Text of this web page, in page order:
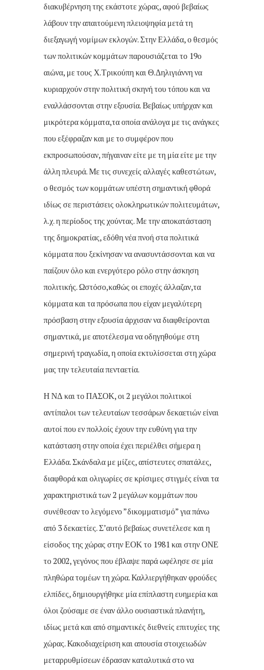
διακυβέρνηση της εκάστοτε χώρας, αφού βεβαίως
λάβουν την απαιτούμενη πλειοψηφία μετά τη
διεξαγωγή νομίμων εκλογών. Στην Ελλάδα, ο θεσμός
των πολιτικών κομμάτων παρουσιάζεται το 19ο
αιώνα, με τους Χ.Τρικούπη και Θ.Δηλιγιάννη να
κυριαρχούν στην πολιτική σκηνή του τόπου και να
εναλλάσσονται στην εξουσία. Βεβαίως υπήρχαν και
μικρότερα κόμματα,τα οποία ανάλογα με τις ανάγκες
που εξέφραζαν και με το συμφέρον που
εκπροσωπούσαν, πήγαιναν είτε με τη μία είτε με την
άλλη πλευρά. Με τις συνεχείς αλλαγές καθεστώτων,
ο θεσμός των κομμάτων υπέστη σημαντική φθορά
ιδίως σε περιστάσεις ολοκληρωτικών πολιτευμάτων,
λ.χ. η περίοδος της χούντας. Με την αποκατάσταση
της δημοκρατίας, εδόθη νέα πνοή στα πολιτικά
κόμματα που ξεκίνησαν να ανασυντάσσονται και να
παίζουν όλο και ενεργότερο ρόλο στην άσκηση
πολιτικής. Ωστόσο,καθώς οι εποχές άλλαζαν,τα
κόμματα και τα πρόσωπα που είχαν μεγαλύτερη
πρόσβαση στην εξουσία άρχισαν να διαφθείρονται
σημαντικά, με αποτέλεσμα να οδηγηθούμε στη
σημερινή τραγωδία, η οποία εκτυλίσσεται στη χώρα
μας την τελευταία πενταετία.
Η ΝΔ και το ΠΑΣΟΚ, οι 2 μεγάλοι πολιτικοί
αντίπαλοι των τελευταίων τεσσάρων δεκαετιών είναι
αυτοί που εν πολλοίς έχουν την ευθύνη για την
κατάσταση στην οποία έχει περιέλθει σήμερα η
Ελλάδα. Σκάνδαλα με μίζες, απίστευτες σπατάλες,
διαφθορά και ολιγωρίες σε κρίσιμες στιγμές είναι τα
χαρακτηριστικά των 2 μεγάλων κομμάτων που
συνέθεσαν το λεγόμενο ”δικομματισμό” για πάνω
από 3 δεκαετίες. Σ’αυτό βεβαίως συνετέλεσε και η
είσοδος της χώρας στην ΕΟΚ το 1981 και στην ΟΝΕ
το 2002, γεγόνος που έβλαψε παρά ωφέλησε σε μία
πληθώρα τομέων τη χώρα. Καλλιεργήθηκαν φρούδες
ελπίδες, δημιουργήθηκε μία επίπλαστη ευημερία και
όλοι ζούσαμε σε έναν άλλο ουσιαστικά πλανήτη,
ιδίως μετά και από σημαντικές διεθνείς επιτυχίες της
χώρας. Κακοδιαχείριση και απουσία στοιχειωδών
μεταρρυθμίσεων έδρασαν καταλυτικά στο να